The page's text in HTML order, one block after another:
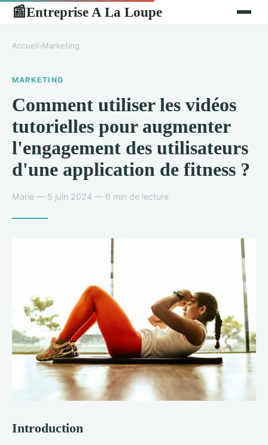
📰Entreprise A La Loupe
Accueil›Marketing
MARKETING
Comment utiliser les vidéos
tutorielles pour augmenter
l'engagement des utilisateurs
d'une application de fitness ?
Marie — 5 juin 2024 — 6 min de lecture
Introduction